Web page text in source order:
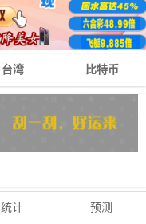
台湾 比特币
9 + 7 + 3 = 19
号码
统计 预测